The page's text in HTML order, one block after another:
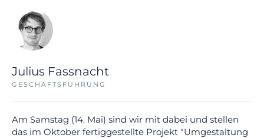
Julius Fassnacht
GESCHÄFTSFÜHRUNG
Am Samstag (14. Mai) sind wir mit dabei und stellen
das im Oktober fertiggestellte Projekt "Umgestaltung